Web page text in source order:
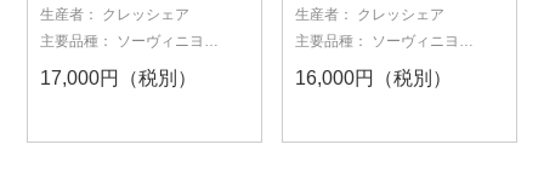
生産者： クレッシェア
主要品種： ソーヴィニヨ
17,000円（税別）
生産者： クレッシェア
主要品種： ソーヴィニヨ
16,000円（税別）